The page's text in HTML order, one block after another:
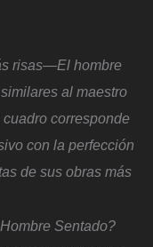
risas—El hombre
al maestro
corresponde
con la perfección
de sus obras más
Sentado?